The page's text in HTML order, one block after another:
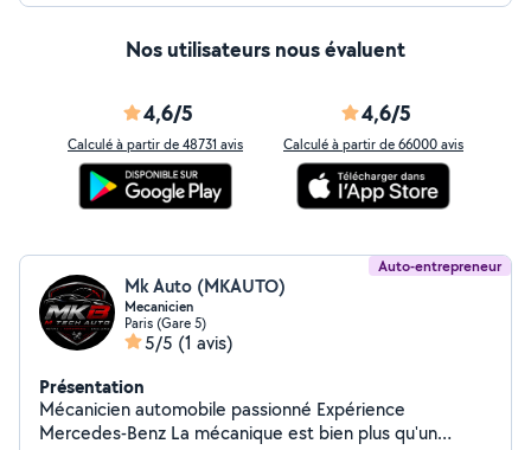
Nos utilisateurs nous évaluent
4,6/5
Calculé à partir de 48731 avis
4,6/5
Calculé à partir de 66000 avis
Auto-entrepreneur
Mk Auto (MKAUTO)
Mecanicien
Paris (Gare 5)
5/5 (1 avis)
Présentation
Mécanicien automobile passionné Expérience
Mercedes-Benz La mécanique est bien plus qu'un